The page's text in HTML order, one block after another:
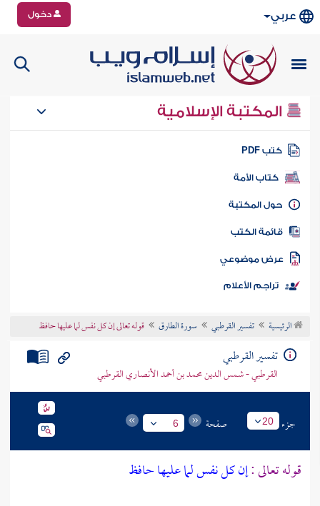
عربي دخول
المكتبة الإسلامية
كتب PDF
كتاب الأمة
المكتبة
الكتب
موضوعي
تراجم الأعلام
الرئيسية تفسير القرطبي سورة الطارق قوله تعالى إن كل نفس لما عليها حافظ
تفسير القرطبي
القرطبي - شمس الدين محمد بن أحمد الأنصاري القرطبي
جزء 20 صفحة 6
قوله تعالى :إن كل نفس لما عليها حافظ